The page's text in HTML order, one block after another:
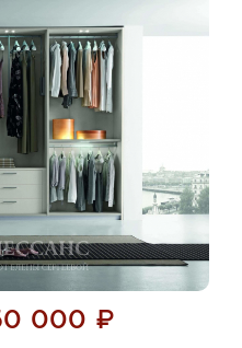
000 ₽